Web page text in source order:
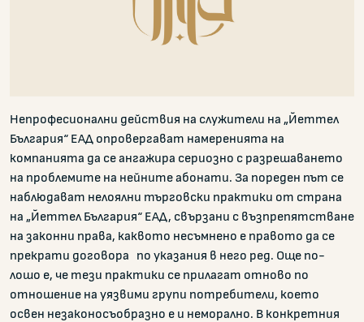
Непрофесионални действия на служители на „Йеттел
България“ ЕАД опровергават намеренията на
компанията да се ангажира сериозно с разрешаването
на проблемите на нейните абонати. За пореден път се
наблюдават нелоялни търговски практики от страна
на „Йеттел България“ ЕАД, свързани с възпрепятстване
на законни права, каквото несъмнено е правото да се
прекрати договора по указания в него ред. Още по-
лошо е, че тези практики се прилагат отново по
отношение на уязвими групи потребители, което
освен незаконосъобразно е и неморално. В конкретния